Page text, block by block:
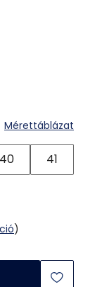
Mérettáblázat
40 41
)